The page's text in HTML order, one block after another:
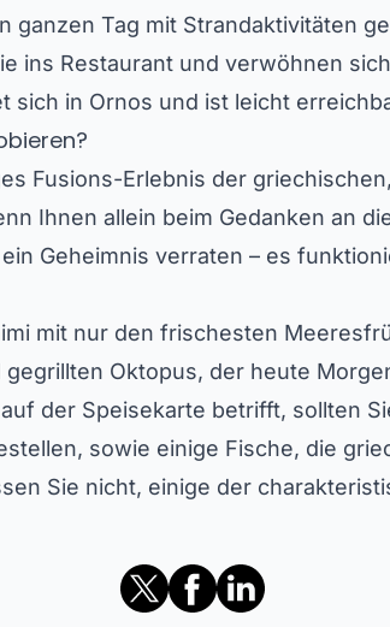
ganzen Tag mit Strandaktivitäten
ins Restaurant und verwöhnen
sich in Ornos und ist leicht
Fusions-Erlebnis der
Ihnen allein beim Gedanken an
Geheimnis verraten – es
mit nur den frischesten
Oktopus, der heute
der Speisekarte betrifft, sollten
sowie einige Fische, die
Sie nicht, einige der